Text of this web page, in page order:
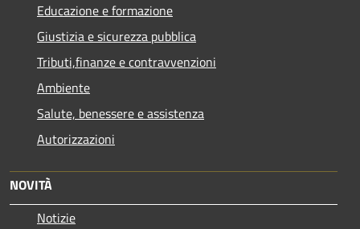
Educazione e formazione
Giustizia e sicurezza pubblica
Tributi,finanze e contravvenzioni
Ambiente
Salute, benessere e assistenza
Autorizzazioni
NOVITÀ
Notizie